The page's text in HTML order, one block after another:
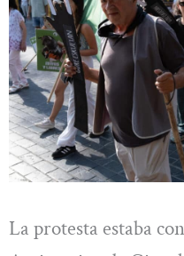
La protesta estaba